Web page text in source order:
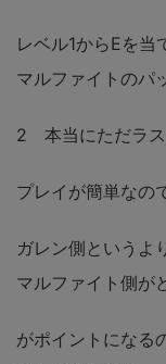
レベル1からEを当
マルファイトのパ
2 本当にただラス
プレイが簡単なの
ガレン側というよ
マルファイト側が
がポイントになる